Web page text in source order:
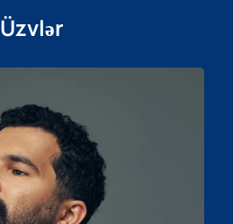
Üzvlər